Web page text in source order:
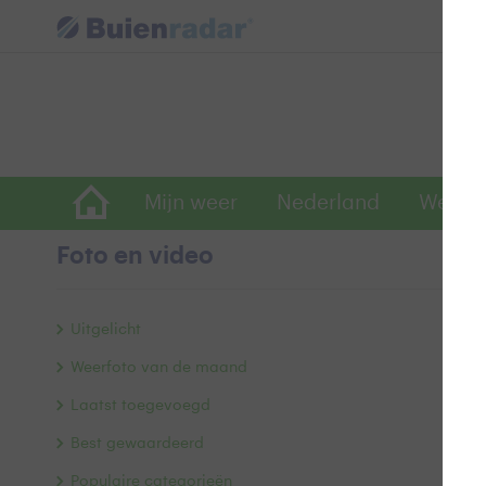
Mijn weer Nederland
Foto en video
Uitgelicht
Weerfoto van de maand
Laatst toegevoegd
Best gewaardeerd
Populaire categorieën